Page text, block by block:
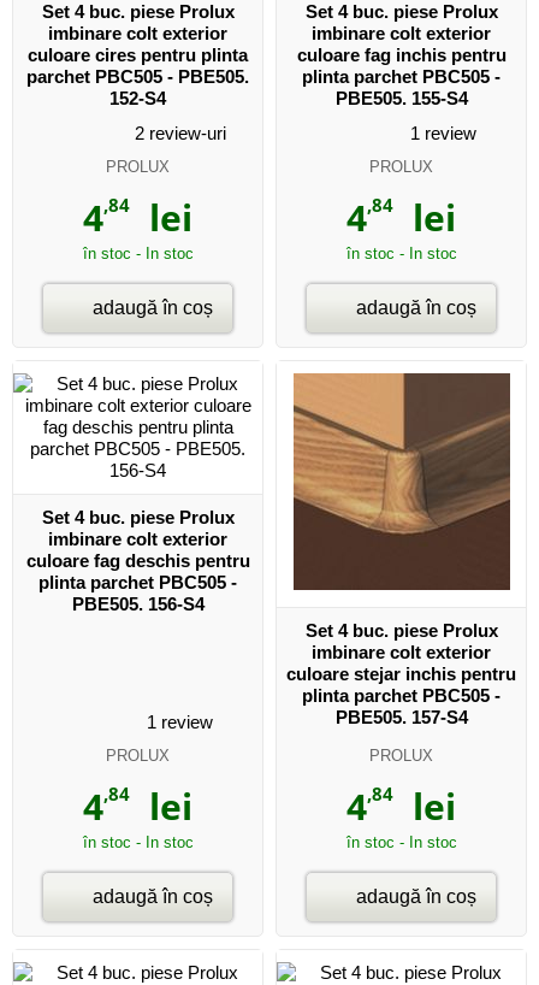
Set 4 buc. piese Prolux
imbinare colt exterior
culoare cires pentru plinta
parchet PBC505 - PBE505.
152-S4
2review-uri
PROLUX
4,84 lei
în stoc - In stoc
adaugă în coș
Set 4 buc. piese Prolux
imbinare colt exterior
culoare fag inchis pentru
plinta parchet PBC505 -
PBE505. 155-S4
1 review
PROLUX
4,84 lei
în stoc - In stoc
adaugă în coș
Set 4 buc. piese Prolux
imbinare colt exterior
culoare fag deschis pentru
plinta parchet PBC505 -
PBE505. 156-S4
1 review
PROLUX
4,84 lei
în stoc - In stoc
adaugă în coș
Set 4 buc. piese Prolux
imbinare colt exterior
culoare stejar inchis pentru
plinta parchet PBC505 -
PBE505. 157-S4
PROLUX
4,84 lei
în stoc - In stoc
adaugă în coș